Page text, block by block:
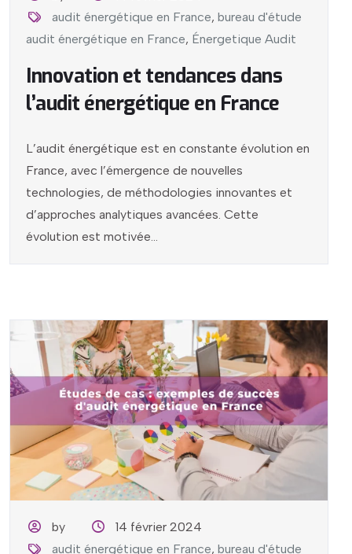
audit énergétique en France,bureau d'étude
audit énergétique en France, Énergetique Audit
Innovation et tendances dans
l’audit énergétique en France
L’audit énergétique est en constante évolution en
France, avec l’émergence de nouvelles
technologies, de méthodologies innovantes et
d’approches analytiques avancées. Cette
évolution est motivée...
by
14 février 2024
audit énergétique en France,bureau d'étude